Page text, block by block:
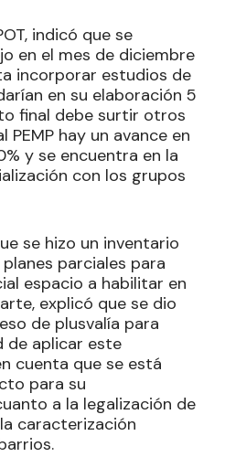
indicó que se
en el mes de diciembre
incorporar estudios de
en su elaboración 5
final debe surtir otros
hay un avance en
y se encuentra en la
con los grupos
se hizo un inventario
parciales para
espacio a habilitar en
explicó que se dio
de plusvalía para
de aplicar este
cuenta que se está
para su
a la legalización de
caracterización